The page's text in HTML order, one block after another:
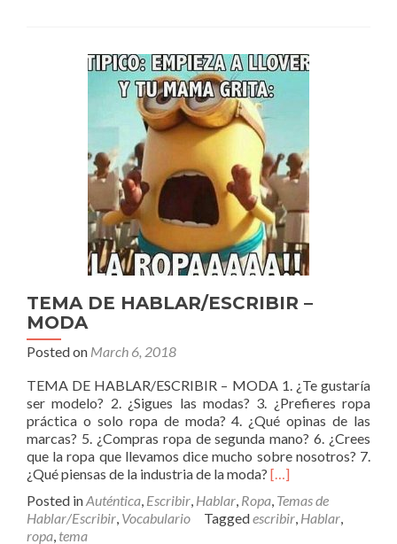
EMPRENDEDORES
TEMA DE HABLAR/ESCRIBIR –
MODA
Posted on March 6, 2018
TEMA DE HABLAR/ESCRIBIR – MODA 1. ¿Te gustaría
ser modelo? 2. ¿Sigues las modas? 3. ¿Prefieres ropa
práctica o solo ropa de moda? 4. ¿Qué opinas de las
marcas? 5. ¿Compras ropa de segunda mano? 6. ¿Crees
que la ropa que llevamos dice mucho sobre nosotros? 7.
¿Qué piensas de la industria de la moda? Read
about
TEMA
[…]
Posted inAuténtica, Escribir, Hablar, Ropa, Temas de
Hablar/Escribir, Vocabulario Taggedescribir, Hablar,
ropa, tema